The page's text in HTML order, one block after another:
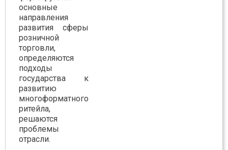
основные
направления
развития сферы
розничной
торговли,
определяются
подходы
государства к
развитию
многоформатного
ритейла,
решаются
проблемы
отрасли.